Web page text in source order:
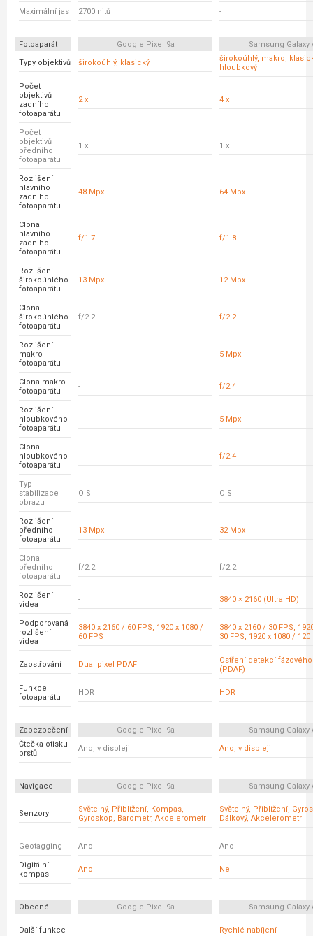
Maximální jas 2700 nitů -
Fotoaparát Google Pixel 9a
Samsung Galaxy
Typy objektivů
širokoúhlý, klasický
širokoúhlý, makro,
hloubkový
Počet
objektivů
zadního
fotoaparátu
2 x 4 x
Počet
objektivů
předního
fotoaparátu
1 x 1 x
Rozlišení
hlavního
zadního
fotoaparátu
48 Mpx 64 Mpx
Clona
hlavního
zadního
fotoaparátu
f/1.7 f/1.8
Rozlišení
širokoúhlého
fotoaparátu
13 Mpx 12 Mpx
Clona
širokoúhlého
fotoaparátu
f/2.2 f/2.2
Rozlišení
makro
fotoaparátu
- 5 Mpx
Clona makro
fotoaparátu
- f/2.4
Rozlišení
hloubkového
fotoaparátu
- 5 Mpx
Clona
hloubkového
fotoaparátu
- f/2.4
Typ
stabilizace
obrazu
OIS OIS
Rozlišení
předního
fotoaparátu
13 Mpx 32 Mpx
Clona
předního
fotoaparátu
f/2.2 f/2.2
Rozlišení
videa
- 3840 × 2160 (Ultra HD)
Podporovaná
rozlišení
videa
3840 x 2160 / 60 FPS, 1920 x 1080 /
60 FPS
3840 x 2160 / 30 FPS,
30 FPS, 1920 x 1080 / 120
Zaostřování Dual pixel PDAF
Ostření detekcí
(PDAF)
Funkce
fotoaparátu
HDR HDR
Zabezpečení Google Pixel 9a
Samsung Galaxy
Čtečka otisku
prstů
Ano, v displeji Ano, v displeji
Navigace Google Pixel 9a Samsung Galaxy
Senzory
Světelný, Přiblížení, Kompas,
Gyroskop, Barometr, Akcelerometr
Světelný, Přiblížení,
Dálkový, Akcelerometr
Geotagging Ano Ano
Digitální
kompas
Ano Ne
Obecné Google Pixel 9a Samsung Galaxy
Další funkce - Rychlé nabíjení